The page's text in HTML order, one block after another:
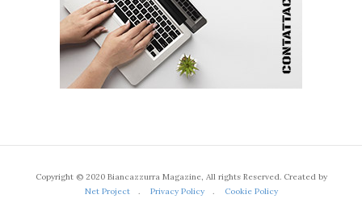
Copyright © 2020 Biancazzurra Magazine, All rights Reserved. Created by
Net Project
. Privacy Policy . Cookie Policy